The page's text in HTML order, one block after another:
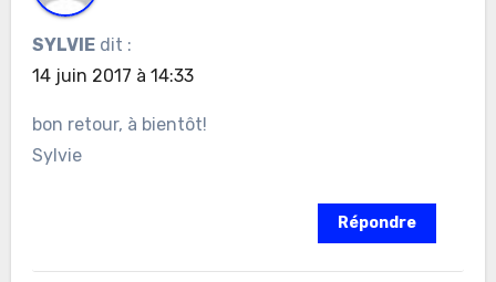
SYLVIE dit :
14 juin 2017 à 14:33
bon retour, à bientôt!
Sylvie
Répondre